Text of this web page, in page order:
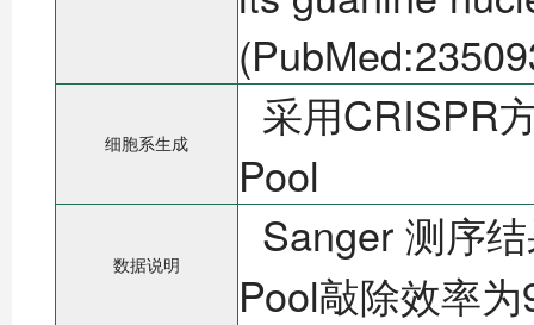
细胞系生成
采用CRISPR
Pool
数据说明
Sanger 测序
Pool敲除效率